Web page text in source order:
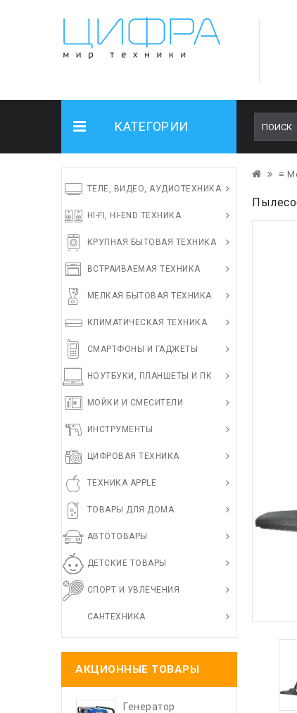
КАТЕГОРИИ
ТЕЛЕ, ВИДЕО, АУДИОТЕХНИКА
HI-FI, HI-END ТЕХНИКА
КРУПНАЯ БЫТОВАЯ ТЕХНИКА
ВСТРАИВАЕМАЯ ТЕХНИКА
МЕЛКАЯ БЫТОВАЯ ТЕХНИКА
КЛИМАТИЧЕСКАЯ ТЕХНИКА
СМАРТФОНЫ И ГАДЖЕТЫ
НОУТБУКИ, ПЛАНШЕТЫ И ПК
МОЙКИ И СМЕСИТЕЛИ
ИНСТРУМЕНТЫ
ЦИФРОВАЯ ТЕХНИКА
ТЕХНИКА APPLE
ТОВАРЫ ДЛЯ ДОМА
АВТОТОВАРЫ
ДЕТСКИЕ ТОВАРЫ
СПОРТ И УВЛЕЧЕНИЯ
САНТЕХНИКА
АКЦИОННЫЕ ТОВАРЫ
Генератор
≡